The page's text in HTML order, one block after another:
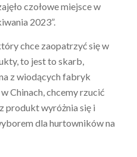
czołowe miejsce w
2023”.
chce zaopatrzyć się w
to jest to skarb,
z wiodących fabryk
Chinach, chcemy rzucić
produkt wyróżnia się i
dla hurtowników na